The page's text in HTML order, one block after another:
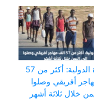
الهجرة الدولية: أكثر من 57
أفريقي وصلوا
خلال ثلاثة أشهر